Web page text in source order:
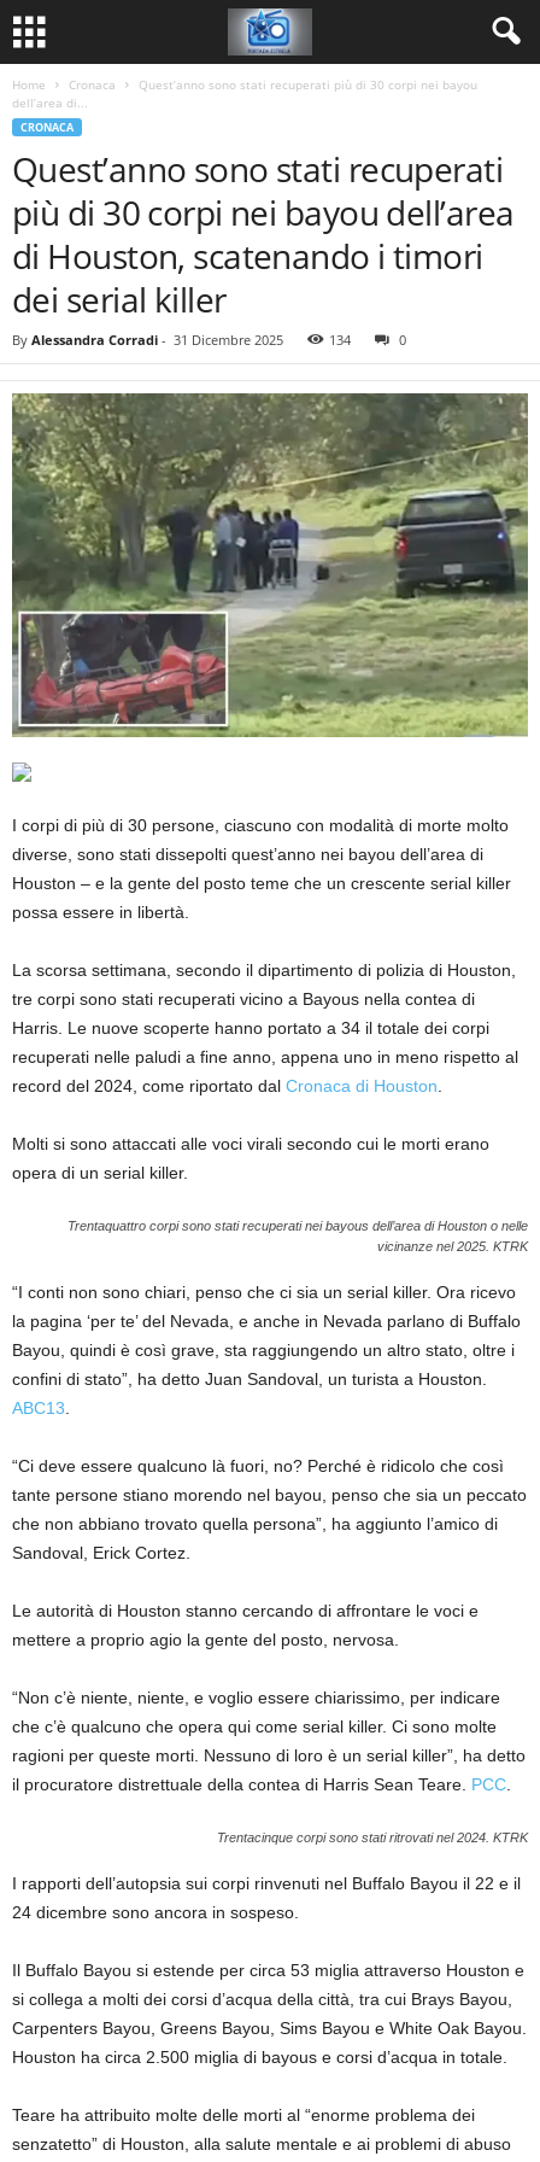
Home Cronaca
Quest’anno sono stati recuperati più di 30 corpi nei bayou
dell’area di...
CRONACA
Quest’anno sono stati recuperati
più di 30 corpi nei bayou dell’area
di Houston, scatenando i timori
dei serial killer
By Alessandra Corradi - 31 Dicembre 2025 134 0
I corpi di più di 30 persone, ciascuno con modalità di morte molto
diverse, sono stati dissepolti quest’anno nei bayou dell’area di
Houston – e la gente del posto teme che un crescente serial killer
possa essere in libertà.
La scorsa settimana, secondo il dipartimento di polizia di Houston,
tre corpi sono stati recuperati vicino a Bayous nella contea di
Harris. Le nuove scoperte hanno portato a 34 il totale dei corpi
recuperati nelle paludi a fine anno, appena uno in meno rispetto al
record del 2024, come riportato dal Cronaca di Houston
Molti si sono attaccati alle voci virali secondo cui le morti erano
opera di un serial killer.
Trentaquattro corpi sono stati recuperati nei bayous dell’area di Houston o nelle
vicinanze nel 2025. KTRK
“I conti non sono chiari, penso che ci sia un serial killer. Ora ricevo
la pagina ‘per te’ del Nevada, e anche in Nevada parlano di Buffalo
Bayou, quindi è così grave, sta raggiungendo un altro stato, oltre i
confini di stato”, ha detto Juan Sandoval, un turista a Houston.
ABC13
“Ci deve essere qualcuno là fuori, no? Perché è ridicolo che così
tante persone stiano morendo nel bayou, penso che sia un peccato
che non abbiano trovato quella persona”, ha aggiunto l’amico di
Sandoval, Erick Cortez.
Le autorità di Houston stanno cercando di affrontare le voci e
mettere a proprio agio la gente del posto, nervosa.
“Non c’è niente, niente, e voglio essere chiarissimo, per indicare
che c’è qualcuno che opera qui come serial killer. Ci sono molte
ragioni per queste morti. Nessuno di loro è un serial killer”, ha detto
il procuratore distrettuale della contea di Harris Sean Teare. PCC
Trentacinque corpi sono stati ritrovati nel 2024. KTRK
I rapporti dell’autopsia sui corpi rinvenuti nel Buffalo Bayou il 22 e il
24 dicembre sono ancora in sospeso.
Il Buffalo Bayou si estende per circa 53 miglia attraverso Houston e
si collega a molti dei corsi d’acqua della città, tra cui Brays Bayou,
Carpenters Bayou, Greens Bayou, Sims Bayou e White Oak Bayou.
Houston ha circa 2.500 miglia di bayous e corsi d’acqua in totale.
Teare ha attribuito molte delle morti al “enorme problema dei
senzatetto” di Houston, alla salute mentale e ai problemi di abuso